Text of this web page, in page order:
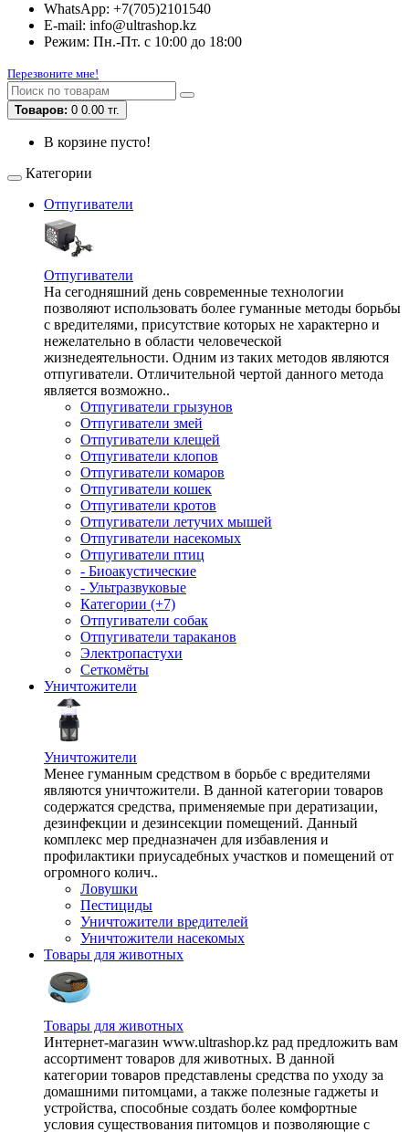
WhatsApp: +7(705)2101540
E-mail: info@ultrashop.kz
Режим: Пн.-Пт. с 10:00 до 18:00
Перезвоните мне!
Товаров: 0 0.00 тг.
В корзине пусто!
Категории
Отпугиватели
Отпугиватели
На сегодняшний день современные технологии
позволяют использовать более гуманные методы борьбы
с вредителями, присутствие которых не характерно и
нежелательно в области человеческой
жизнедеятельности. Одним из таких методов являются
отпугиватели. Отличительной чертой данного метода
является возможно..
Отпугиватели грызунов
Отпугиватели змей
Отпугиватели клещей
Отпугиватели клопов
Отпугиватели комаров
Отпугиватели кошек
Отпугиватели кротов
Отпугиватели летучих мышей
Отпугиватели насекомых
Отпугиватели птиц
- Биоакустические
- Ультразвуковые
Категории (+7)
Отпугиватели собак
Отпугиватели тараканов
Электропастухи
Сеткомёты
Уничтожители
Уничтожители
Менее гуманным средством в борьбе с вредителями
являются уничтожители. В данной категории товаров
содержатся средства, применяемые при дератизации,
дезинфекции и дезинсекции помещений. Данный
комплекс мер предназначен для избавления и
профилактики приусадебных участков и помещений от
огромного колич..
Ловушки
Пестициды
Уничтожители вредителей
Уничтожители насекомых
Товары для животных
Товары для животных
Интернет-магазин www.ultrashop.kz рад предложить вам
ассортимент товаров для животных. В данной
категории товаров представлены средства по уходу за
домашними питомцами, а также полезные гаджеты и
устройства, способные создать более комфортные
условия существования питомцов и позволяющие с